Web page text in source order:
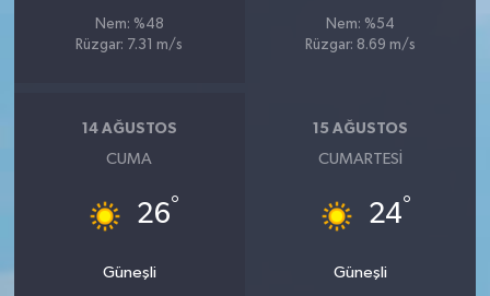
Nem: %48
Rüzgar: 7.31 m/s
Nem: %54
Rüzgar: 8.69 m/s
14 AĞUSTOS
CUMA
26°
Güneşli
15 AĞUSTOS
CUMARTESI
24°
Güneşli